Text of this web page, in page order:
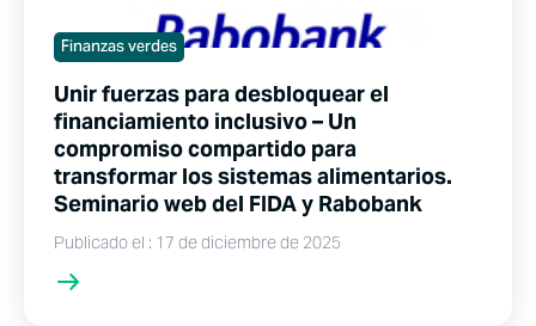
Finanzas verdes
Unir fuerzas para desbloquear el
financiamiento inclusivo – Un
compromiso compartido para
transformar los sistemas alimentarios.
Seminario web del FIDA y Rabobank
Publicado el : 17 de diciembre de 2025